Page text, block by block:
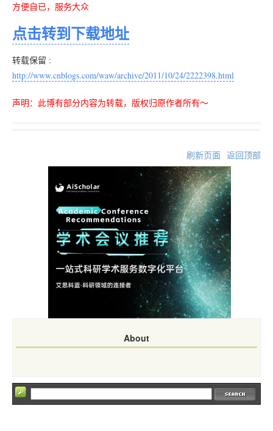
方便自已，服务大众
点击转到下载地址
转载保留 :
http://www.cnblogs.com/waw/archive/2011/10/24/2222398.html
声明：此博有部分内容为转载，版权归原作者所有～
刷新页面 返回顶部
About